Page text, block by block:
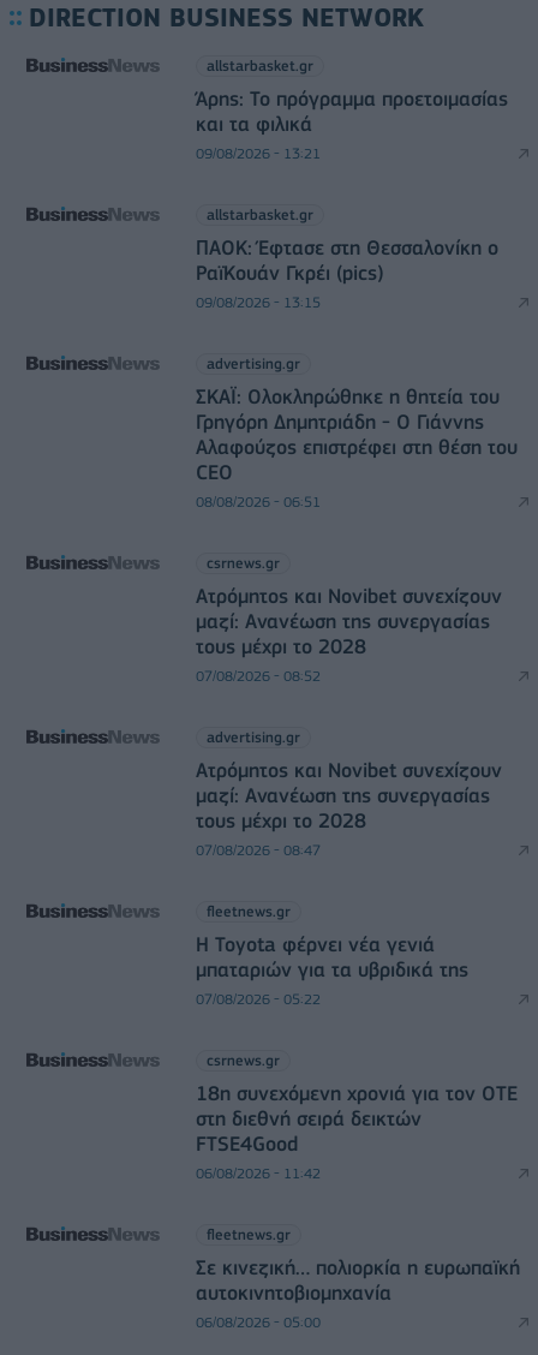
DIRECTION BUSINESS NETWORK
allstarbasket.gr
Άρης: Το πρόγραμμα προετοιμασίας
και τα φιλικά
09/08/2026 - 13:21
allstarbasket.gr
ΠΑΟΚ: Έφτασε στη Θεσσαλονίκη ο
ΡαϊΚουάν Γκρέι (pics)
09/08/2026 - 13:15
advertising.gr
ΣΚΑΪ: Ολοκληρώθηκε η θητεία του
Γρηγόρη Δημητριάδη - Ο Γιάννης
Αλαφούζος επιστρέφει στη θέση του
CEO
08/08/2026 - 06:51
csrnews.gr
Ατρόμητος και Novibet συνεχίζουν
μαζί: Ανανέωση της συνεργασίας
τους μέχρι το 2028
07/08/2026 - 08:52
advertising.gr
Ατρόμητος και Novibet συνεχίζουν
μαζί: Ανανέωση της συνεργασίας
τους μέχρι το 2028
07/08/2026 - 08:47
fleetnews.gr
Η Toyota φέρνει νέα γενιά
μπαταριών για τα υβριδικά της
07/08/2026 - 05:22
csrnews.gr
18η συνεχόμενη χρονιά για τον ΟΤΕ
στη διεθνή σειρά δεικτών
FTSE4Good
06/08/2026 - 11:42
fleetnews.gr
Σε κινεζική… πολιορκία η ευρωπαϊκή
αυτοκινητοβιομηχανία
06/08/2026 - 05:00